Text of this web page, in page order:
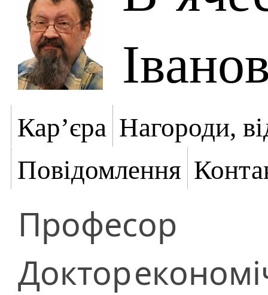
Кар’єра Нагороди,
Повідомлення
Професор
Доктор